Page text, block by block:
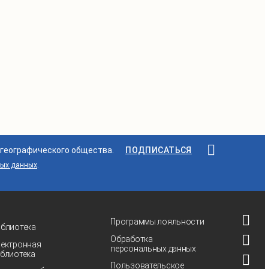
общества. ПОДПИСАТЬСЯ
данных.
Программы лояльности
Обработка
персональных данных
Пользовательское